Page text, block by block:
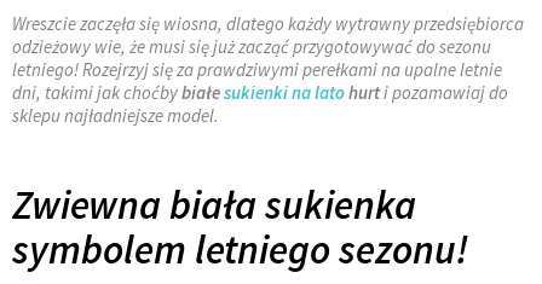
Wreszcie zaczęła się wiosna, dlatego każdy wytrawny przedsiębiorca
odzieżowy wie, że musi się już zacząć przygotowywać do sezonu
letniego! Rozejrzyj się za prawdziwymi perełkami na upalne letnie
dni, takimi jak choćbybiałesukienki na latohurti pozamawiaj do
sklepu najładniejsze model.
Zwiewna biała sukienka
symbolem letniego sezonu!